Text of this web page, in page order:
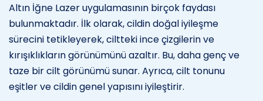
Altın İğne Lazer uygulamasının birçok faydası
bulunmaktadır. İlk olarak, cildin doğal iyileşme
sürecini tetikleyerek, ciltteki ince çizgilerin ve
kırışıklıkların görünümünü azaltır. Bu, daha genç ve
taze bir cilt görünümü sunar. Ayrıca, cilt tonunu
eşitler ve cildin genel yapısını iyileştirir.